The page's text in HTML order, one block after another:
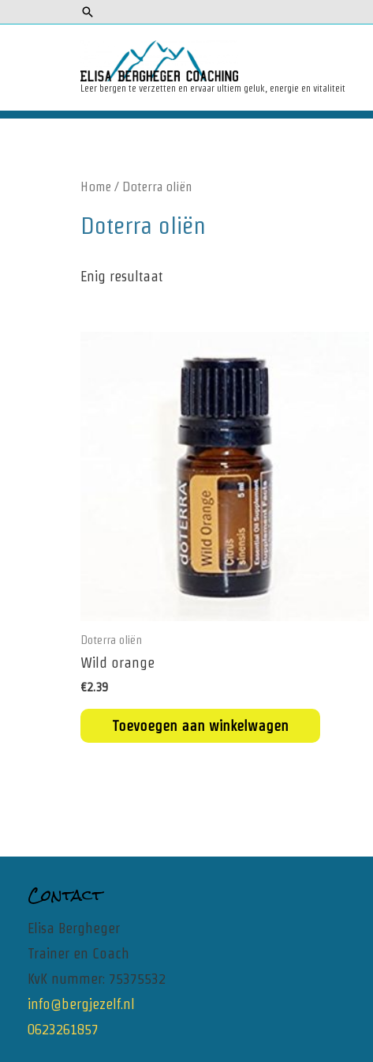
Zoeken
Leer bergen te verzetten en ervaar ultiem geluk, energie en vitaliteit
Home / Doterra oliën
Doterra oliën
Enig resultaat
Doterra oliën
Wild orange
€2.39
Toevoegen aan winkelwagen
Contact
Elisa Bergheger
Trainer en Coach
KvK nummer: 75375532
info@bergjezelf.nl
0623261857